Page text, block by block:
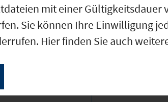
mit einer Gültigkeitsdauer
Sie können Ihre Einwilligung
Hier finden Sie auch